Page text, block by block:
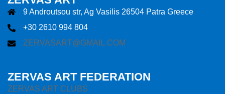
9 Androutsou str, Ag Vasilis 26504 Patra Greece
+30 2610 994 804
ZERVASART@GMAIL.COM
ZERVAS ART FEDERATION
ZERVAS ART CLUBS